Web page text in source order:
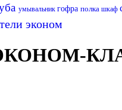
умывальник гофра полка шкаф
эконом